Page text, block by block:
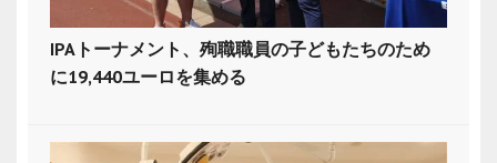
IPAトーナメント、殉職職員の子どもたちのため
に19,440ユーロを集める